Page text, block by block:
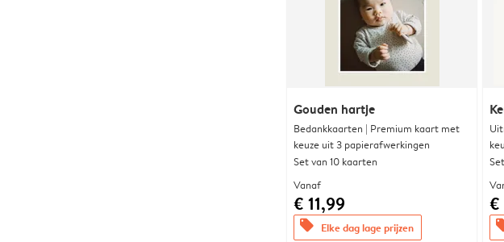
Gouden hartje
Bedankkaarten | Premium kaart met
keuze uit 3 papierafwerkingen
Set van 10 kaarten
Vanaf
€ 11,99
offers Elke dag lage prijzen
€